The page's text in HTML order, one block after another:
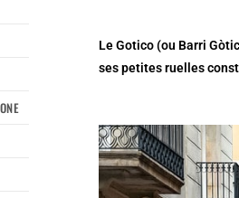
Le Gotico (ou Barri
ses petites ruelles